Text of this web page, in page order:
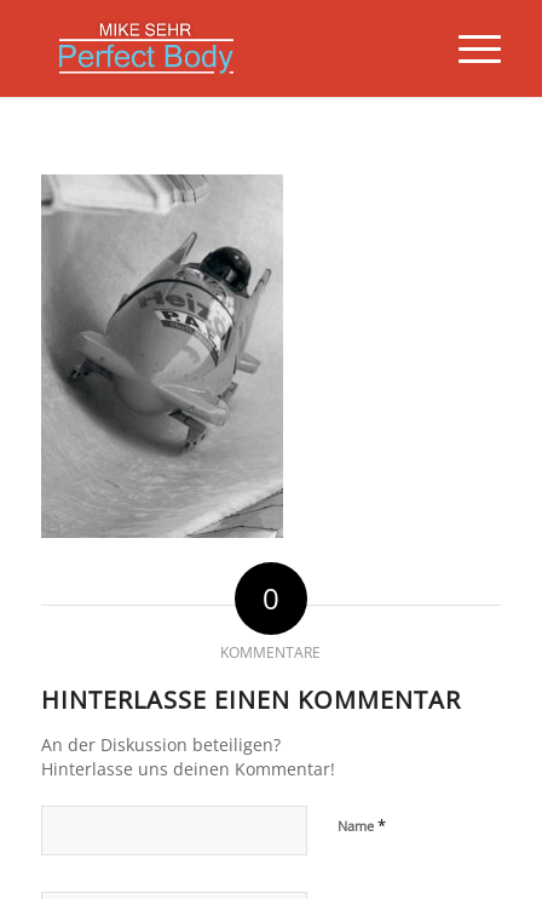
0
KOMMENTARE
HINTERLASSE EINEN KOMMENTAR
An der Diskussion beteiligen?
Hinterlasse uns deinen Kommentar!
Name *